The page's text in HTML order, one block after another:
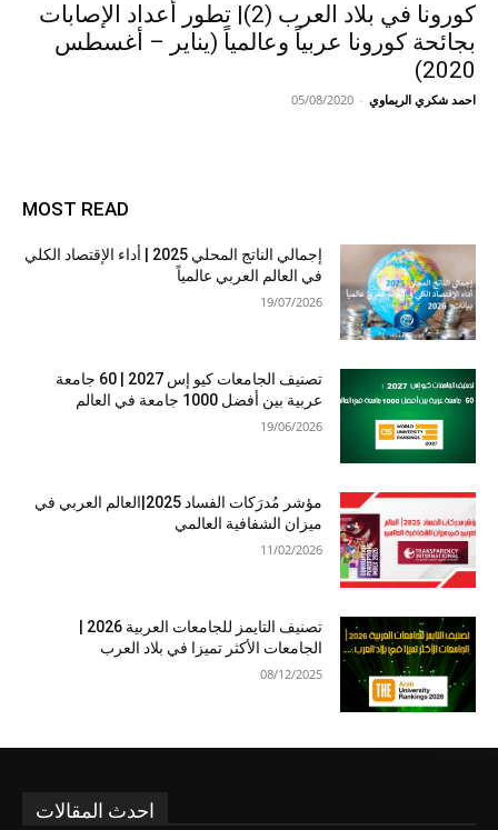
كورونا في بلاد العرب (2)| تطور أعداد الإصابات
بجائحة كورونا عربياً وعالمياً (يناير – أغسطس
2020)
احمد شكري الريماوي -
05/08/2020
MOST READ
إجمالي الناتج المحلي 2025 | أداء الإقتصاد الكلي
في العالم العربي عالمياً
19/07/2026
تصنيف الجامعات كيو إس 2027 | 60 جامعة
عربية بين أفضل 1000 جامعة في العالم
19/06/2026
مؤشر مُدرَكات الفساد 2025|العالم العربي في
ميزان الشفافية العالمي
11/02/2026
الجامعات الأكثر تميزا في بلاد العرب
08/12/2025
احدث المقالات